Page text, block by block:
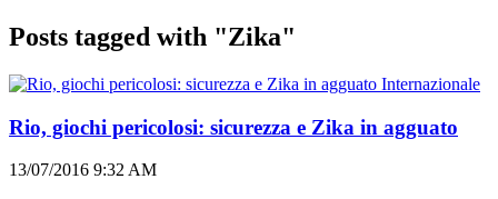
Posts tagged with "Zika"
Internazionale
Rio, giochi pericolosi: sicurezza e Zika in agguato
13/07/2016 9:32 AM